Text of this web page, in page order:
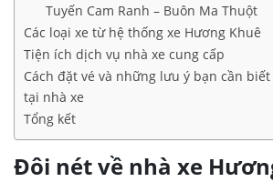
Tuyến Cam Ranh – Buôn Ma Thuột
Các loại xe từ hệ thống xe Hương Khuê
Tiện ích dịch vụ nhà xe cung cấp
Cách đặt vé và những lưu ý bạn cần
tại nhà xe
Tổng kết
Đôi nét về nhà xe